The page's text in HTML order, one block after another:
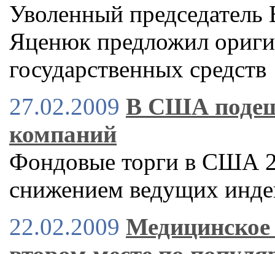
Уволенный
Яценюк предложил
государственных средств
27.02.2009 В США
компаний
Фондовые торги в США
снижением ведущих
22.02.2009 Медицинское